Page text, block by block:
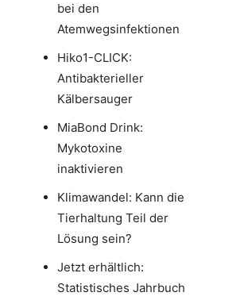
bei den
Atemwegsinfektionen
Hiko1-CLICK:
Antibakterieller
Kälbersauger
MiaBond Drink:
Mykotoxine
inaktivieren
Klimawandel: Kann die
Tierhaltung Teil der
Lösung sein?
Jetzt erhältlich:
Statistisches Jahrbuch